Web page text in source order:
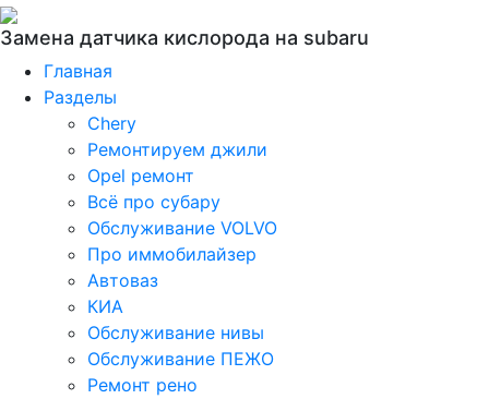
Замена датчика кислорода на subaru
Главная
Разделы
Chery
Ремонтируем джили
Opel ремонт
Всё про субару
Обслуживание VOLVO
Про иммобилайзер
Автоваз
КИА
Обслуживание нивы
Обслуживание ПЕЖО
Ремонт рено